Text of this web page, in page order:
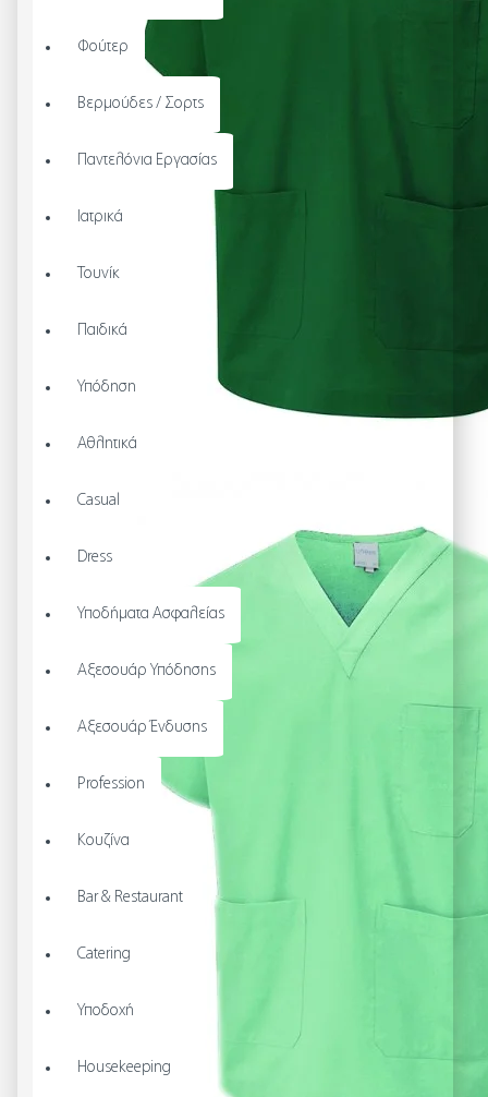
Φούτερ
Βερμούδες / Σορτς
Παντελόνια Εργασίας
Ιατρικά
Τουνίκ
Παιδικά
Υπόδηση
Αθλητικά
Casual
Dress
Υποδήματα Ασφαλείας
Αξεσουάρ Υπόδησης
Αξεσουάρ Ένδυσης
Profession
Κουζίνα
Bar & Restaurant
Catering
Υποδοχή
Housekeeping